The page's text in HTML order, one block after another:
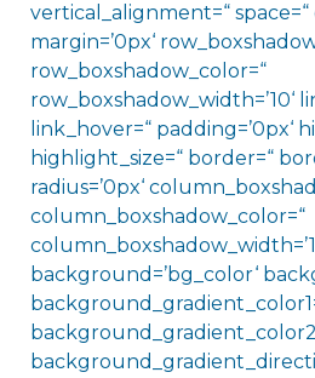
vertical_alignment=“
margin=’0px‘
row_boxshadow_color=“
row_boxshadow_width=’10‘
link_hover=“ padding=’0px‘
highlight_size=“ border=“
radius=’0px‘
column_boxshadow_color=“
background=’bg_color‘